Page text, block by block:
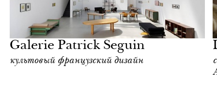
Galerie Patrick Seguin
культовый французский дизайн